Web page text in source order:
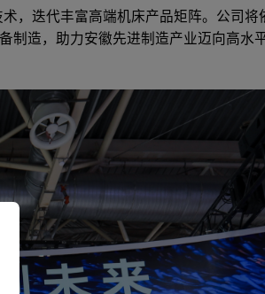
，迭代丰富高端机床产品矩阵。公司将
造，助力安徽先进制造产业迈向高水